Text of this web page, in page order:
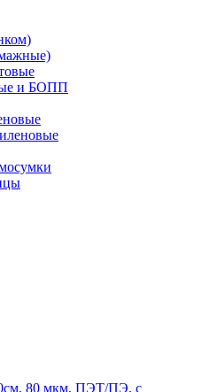
и БОПП
80 мкм, ПЭТ/ПЭ, с